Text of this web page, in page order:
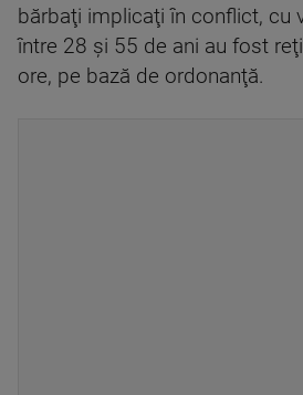
bărbaţi implicaţi în conflict, cu
între 28 şi 55 de ani au fost
ore, pe bază de ordonanţă.